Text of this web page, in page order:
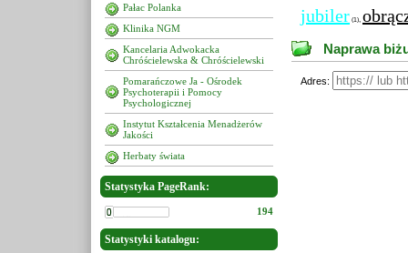
Pałac Polanka
Klinika NGM
Kancelaria Adwokacka
Chróścielewska & Chróścielewski
Pomarańczowe Ja - Ośrodek
Psychoterapii i Pomocy
Psychologicznej
Instytut Kształcenia Menadżerów
Jakości
Herbaty świata
Statystyka PageRank:
194
Statystyki katalogu:
jubiler (1),
Naprawa
Adres: